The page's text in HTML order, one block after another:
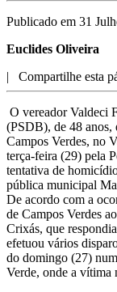
Publicado em 31
Euclides Oliveira
| Compartilhe esta
O vereador Valdeci
(PSDB), de 48 anos,
Campos Verdes, no
terça-feira (29) pela
tentativa de
pública municipal
De acordo com a
de Campos Verdes
Crixás, que
efetuou vários
do domingo (27)
Verde, onde a vítima